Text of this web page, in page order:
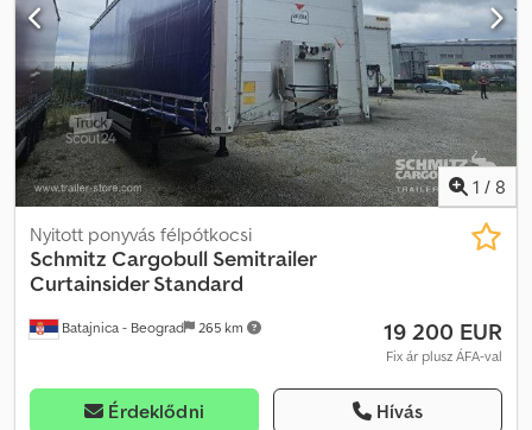
1 / 8
Batajnica - Beograd 265 km
Nyitott ponyvás félpótkocsi
Schmitz Cargobull Semitrailer
Curtainsider Standard
19 200 EUR
Fix ár plusz ÁFA-val
Érdeklődni Hívás